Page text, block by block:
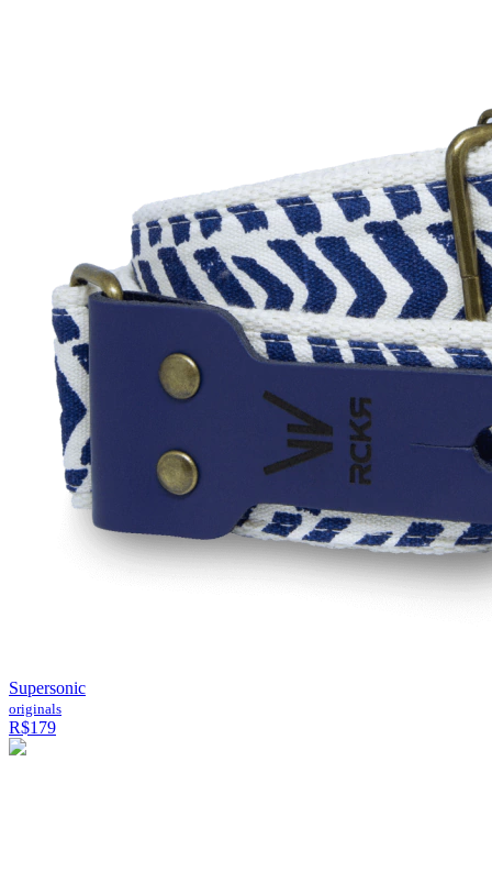
Supersonic
originals
R$179